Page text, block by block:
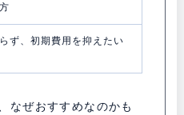
ず、初期費用を抑えたい
なぜおすすめなのかも